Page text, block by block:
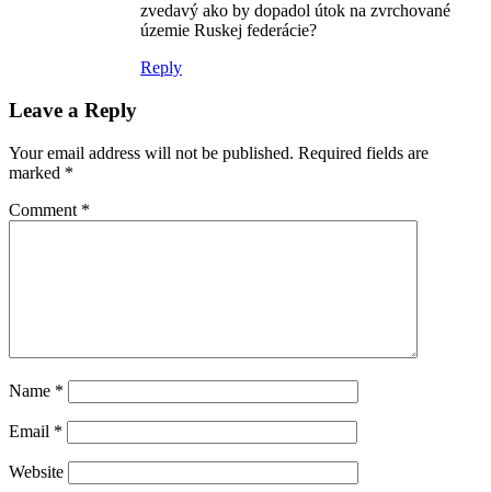
zvedavý ako by dopadol útok na zvrchované
územie Ruskej federácie?
Reply
Leave a Reply
Your email address will not be published. Required fields are
marked *
Comment *
Name *
Email *
Website